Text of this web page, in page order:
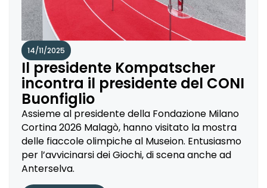
14/11/2025
Il presidente Kompatscher
incontra il presidente del CONI
Buonfiglio
Assieme al presidente della Fondazione Milano
Cortina 2026 Malagò, hanno visitato la mostra
delle fiaccole olimpiche al Museion. Entusiasmo
per l’avvicinarsi dei Giochi, di scena anche ad
Anterselva.